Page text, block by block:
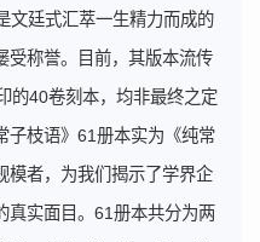
文廷式汇萃一生精力而成的
受称誉。目前，其版本流传
的40卷刻本，均非最终之定
子枝语》61册本实为《纯常
模者，为我们揭示了学界企
真实面目。61册本共分为两